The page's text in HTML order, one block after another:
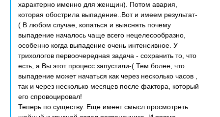
характерно именно для женщин). Потом авария,
которая обострила выпадение..Вот и имеем результат-
( В любом случае, копаться и выяснять почему
выпадение началось чаще всего нецелесообразно,
особенно когда выпадение очень интенсивное. У
трихологов первоочередная задача - сохранить то, что
есть, а Вы этот процесс запустили-( Тем более, что
выпадение может начаться как через несколько часов ,
так и через несколько месяцев после фактора, который
его спровоцировал!
Теперь по существу. Еще имеет смысл просмотреть